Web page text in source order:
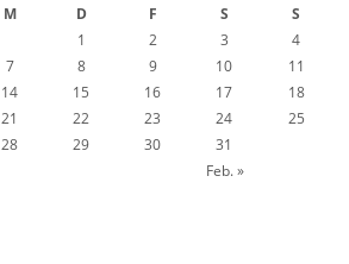
M D F S S
Feb. »
1 2 3
4
7 8 9 10
11
14 15 16 17
18
21 22 23 24
25
28 29 30 31